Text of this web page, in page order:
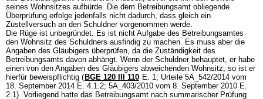
seines Wohnsitzes aufbürde. Die dem Betreibungsamt obliegende
Überprüfung erfolge jedenfalls nicht dadurch, dass gleich ein
Zustellversuch an den Schuldner vorgenommen werde.
Die Rüge ist unbegründet. Es ist nicht Aufgabe des Betreibungsamtes
den Wohnsitz des Schuldners ausfindig zu machen. Es muss aber die
Angaben des Gläubigers überprüfen, da die Zuständigkeit des
Betreibungsamts davon abhängt. Wenn der Schuldner behauptet, er habe
einen von den Angaben des Gläubigers abweichenden Wohnsitz, so ist er
hierfür beweispflichtig ( BGE 120 III 110 E. 1; Urteile 5A_542/2014 vom
18. September 2014 E. 4.1.2; 5A_403/2010 vom 8. September 2010 E.
2.1). Vorliegend hatte das Betreibungsamt nach summarischer Prüfung